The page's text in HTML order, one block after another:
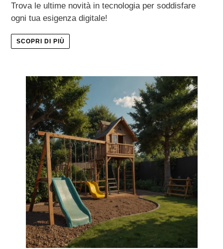
Trova le ultime novità in tecnologia per soddisfare
ogni tua esigenza digitale!
SCOPRI DI PIÙ